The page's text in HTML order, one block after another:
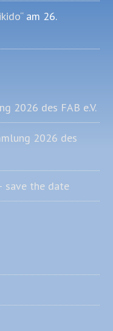
am 26.
2026 des FAB e.V.
2026 des
save the date